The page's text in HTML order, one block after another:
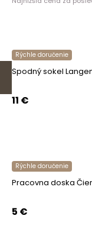
Rýchle doručenie
Spodný sokel
11 €
Rýchle doručenie
Pracovna doska
5 €